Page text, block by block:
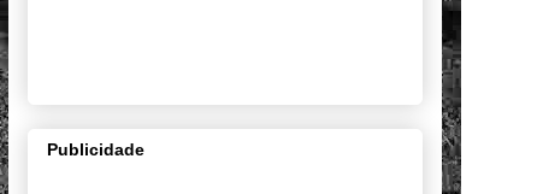
Publicidade